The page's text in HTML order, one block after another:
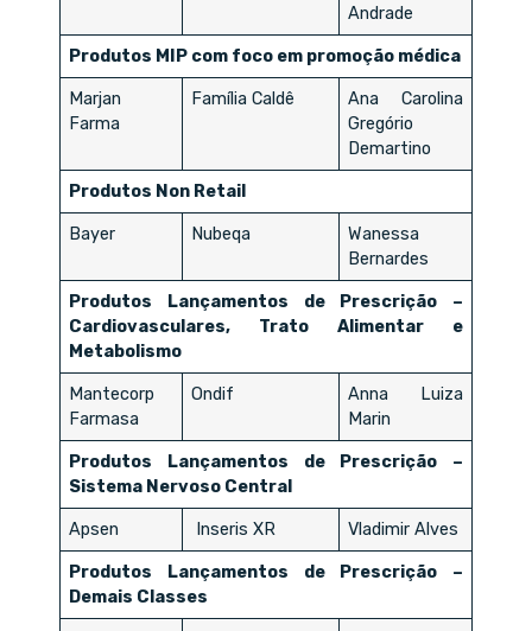
Andrade
Produtos MIP com foco em promoção médica
Marjan
Farma
Família Caldê
Ana Carolina
Gregório
Demartino
Produtos Non Retail
Bayer Nubeqa
Wanessa
Bernardes
Produtos Lançamentos de Prescrição –
Cardiovasculares, Trato Alimentar e
Metabolismo
Mantecorp
Farmasa
Ondif
Anna Luiza
Marin
Produtos Lançamentos de Prescrição –
Sistema Nervoso Central
Apsen Inseris XR Vladimir Alves
Produtos Lançamentos de Prescrição –
Demais Classes